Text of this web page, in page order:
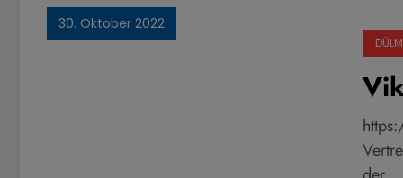
30. Oktober 2022